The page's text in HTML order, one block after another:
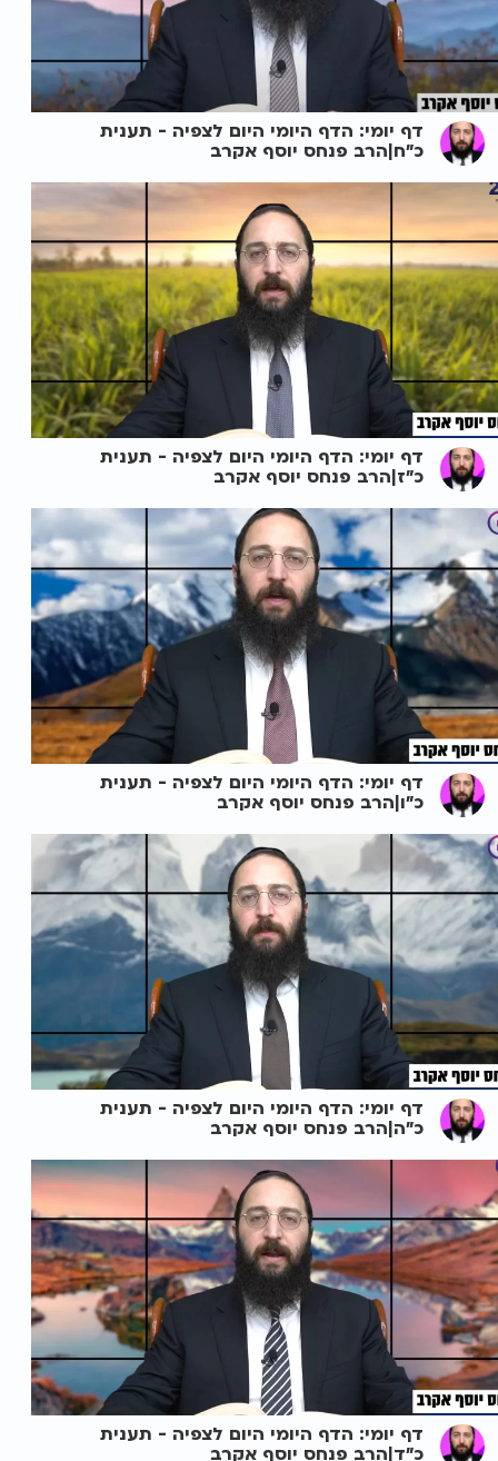
דף יומי: הדף היומי היום לצפיה - תענית
כ"ח|הרב פנחס יוסף אקרב
דף יומי: הדף היומי היום לצפיה - תענית
כ"ז|הרב פנחס יוסף אקרב
דף יומי: הדף היומי היום לצפיה - תענית
כ"ו|הרב פנחס יוסף אקרב
דף יומי: הדף היומי היום לצפיה - תענית
כ"ה|הרב פנחס יוסף אקרב
דף יומי: הדף היומי היום לצפיה - תענית
כ"ד|הרב פנחס יוסף אקרב